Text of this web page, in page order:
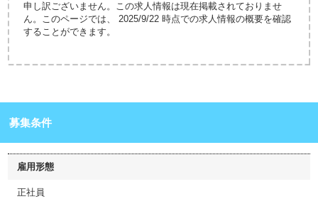
申し訳ございません。この求人情報は現在掲載されておりませ
ん。このページでは、 2025/9/22 時点での求人情報の概要を確認
することができます。
募集条件
雇用形態
正社員